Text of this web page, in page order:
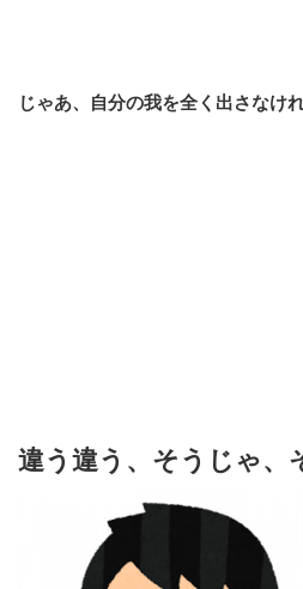
じゃあ、自分の我を全く出さなけ
違う違う、そうじゃ、